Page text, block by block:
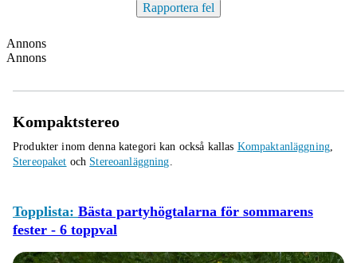
Rapportera fel
Annons
Annons
Kompaktstereo
Produkter inom denna kategori kan också kallas Kompaktanläggning,
Stereopaket och Stereoanläggning.
Topplista: Bästa partyhögtalarna för sommarens
fester - 6 toppval